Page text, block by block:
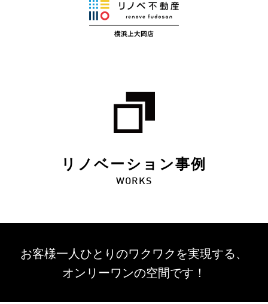
リノベーション事例
WORKS
お客様一人ひとりのワクワクを実現する、
オンリーワンの空間です！